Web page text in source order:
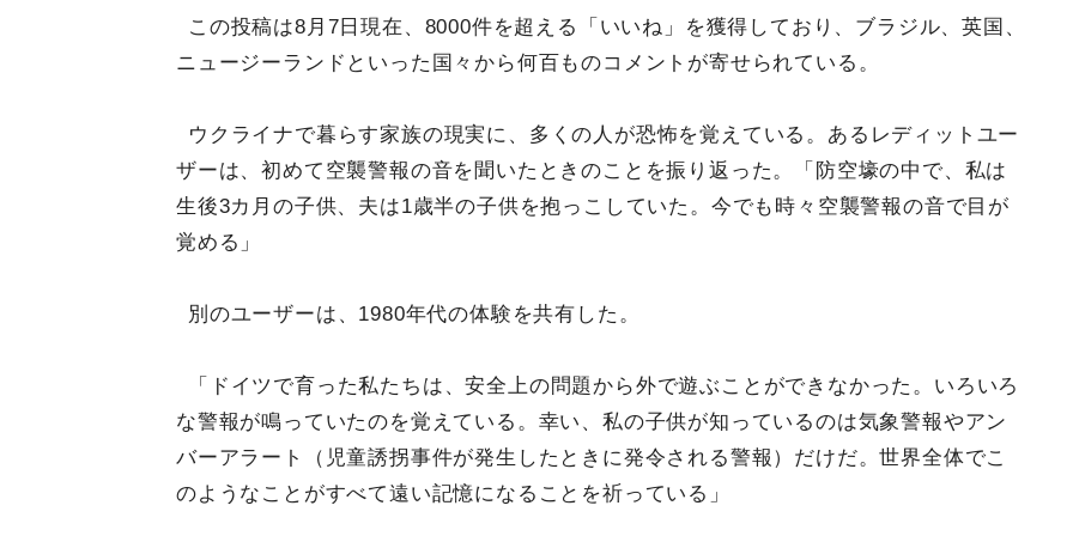
この投稿は8月7日現在、8000件を超える「いいね」を獲得しており、ブラジル、英国、
ニュージーランドといった国々から何百ものコメントが寄せられている。
ウクライナで暮らす家族の現実に、多くの人が恐怖を覚えている。あるレディットユー
ザーは、初めて空襲警報の音を聞いたときのことを振り返った。「防空壕の中で、私は
生後3カ月の子供、夫は1歳半の子供を抱っこしていた。今でも時々空襲警報の音で目が
覚める」
別のユーザーは、1980年代の体験を共有した。
「ドイツで育った私たちは、安全上の問題から外で遊ぶことができなかった。いろいろ
な警報が鳴っていたのを覚えている。幸い、私の子供が知っているのは気象警報やアン
バーアラート（児童誘拐事件が発生したときに発令される警報）だけだ。世界全体でこ
のようなことがすべて遠い記憶になることを祈っている」